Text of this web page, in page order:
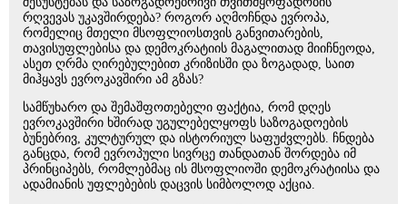
რღვევას უკავშირდება? როგორ აღმოჩნდა ევროპა,
რომელიც მთელი მსოფლიოსთვის განვითარების,
თავისუფლებისა და დემოკრატიის მაგალითად მიიჩნეოდა,
ასეთ ღრმა ღირებულებით კრიზისში და ზოგადად, საით
მიჰყავს ევროკავშირი ამ გზას?
სამწუხარო და შემაშფოთებელი ფაქტია, რომ დღეს
ევროკავშირი ხშირად უგულებელყოფს საზოგადოების
ბუნებრივ, კულტურულ და ისტორიულ საფუძვლებს. ჩნდება
განცდა, რომ ევროპული სივრცე თანდათან შორდება იმ
პრინციპებს, რომლებმაც ის მსოფლიოში დემოკრატიისა და
ადამიანის უფლებების დაცვის სიმბოლოდ აქცია.